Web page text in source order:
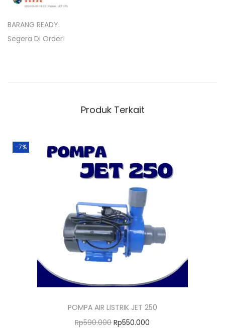
BARANG READY.
Segera Di Order!
Produk Terkait
-7%
POMPA AIR LISTRIK JET 250
Rp590.000H
Rp550.000